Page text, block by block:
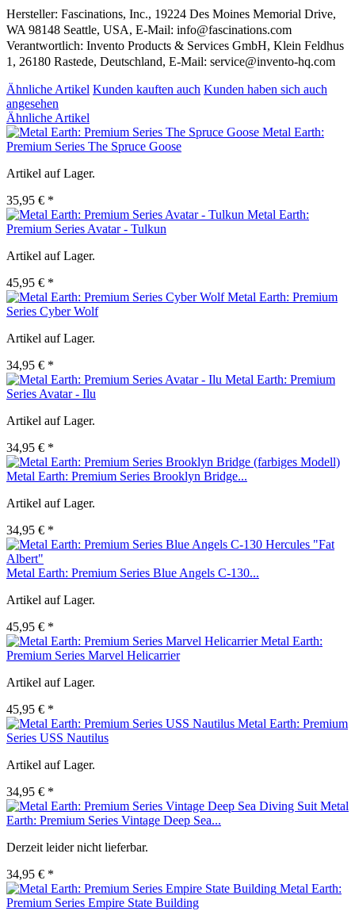
Hersteller: Fascinations, Inc., 19224 Des Moines Memorial Drive,
WA 98148 Seattle, USA, E-Mail: info@fascinations.com
Verantwortlich: Invento Products & Services GmbH, Klein Feldhus
1, 26180 Rastede, Deutschland, E-Mail: service@invento-hq.com
Ähnliche Artikel Kunden kauften auch Kunden haben sich auch
angesehen
Ähnliche Artikel
Metal Earth:
Premium Series The Spruce Goose
Artikel auf Lager.
35,95 € *
Metal Earth:
Premium Series Avatar - Tulkun
Artikel auf Lager.
45,95 € *
Metal Earth: Premium
Series Cyber Wolf
Artikel auf Lager.
34,95 € *
Metal Earth: Premium
Series Avatar - Ilu
Artikel auf Lager.
34,95 € *
Metal Earth: Premium Series Brooklyn Bridge...
Artikel auf Lager.
34,95 € *
Metal Earth: Premium Series Blue Angels C-130...
Artikel auf Lager.
45,95 € *
Metal Earth:
Premium Series Marvel Helicarrier
Artikel auf Lager.
45,95 € *
Metal Earth: Premium
Series USS Nautilus
Artikel auf Lager.
34,95 € *
Metal
Earth: Premium Series Vintage Deep Sea...
Derzeit leider nicht lieferbar.
34,95 € *
Metal Earth:
Premium Series Empire State Building